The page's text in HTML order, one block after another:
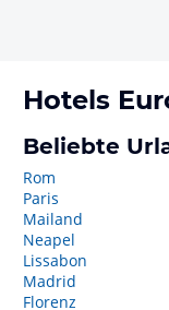
Hotels
Beliebte
Rom
Paris
Mailand
Neapel
Lissabon
Madrid
Florenz